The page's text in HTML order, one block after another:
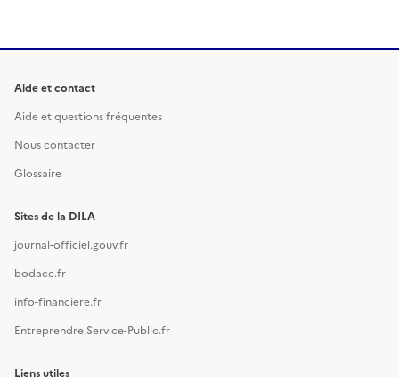
Aide et contact
Aide et questions fréquentes
Nous contacter
Glossaire
Sites de la DILA
journal-officiel.gouv.fr
bodacc.fr
info-financiere.fr
Entreprendre.Service-Public.fr
Liens utiles